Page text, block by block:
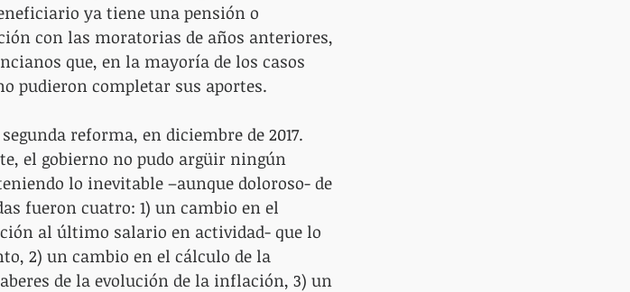
ya tiene una pensión o
con las moratorias de años anteriores,
que, en la mayoría de los casos
pudieron completar sus aportes.
reforma, en diciembre de 2017.
el gobierno no pudo argüir ningún
lo inevitable –aunque doloroso- de
fueron cuatro: 1) un cambio en el
al último salario en actividad- que lo
2) un cambio en el cálculo de la
de la evolución de la inflación, 3) un